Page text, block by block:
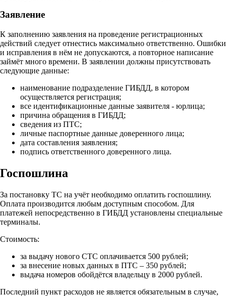
Заявление
К заполнению заявления на проведение регистрационных
действий следует отнестись максимально ответственно. Ошибки
и исправления в нём не допускаются, а повторное написание
займёт много времени. В заявлении должны присутствовать
следующие данные:
наименование подразделение ГИБДД, в котором
осуществляется регистрация;
все идентификационные данные заявителя - юрлица;
причина обращения в ГИБДД;
сведения из ПТС;
личные паспортные данные доверенного лица;
дата составления заявления;
подпись ответственного доверенного лица.
Госпошлина
За постановку ТС на учёт необходимо оплатить госпошлину.
Оплата производится любым доступным способом. Для
платежей непосредственно в ГИБДД установлены специальные
терминалы.
Стоимость:
за выдачу нового СТС оплачивается 500 рублей;
за внесение новых данных в ПТС – 350 рублей;
выдача номеров обойдётся владельцу в 2000 рублей.
Последний пункт расходов не является обязательным в случае,